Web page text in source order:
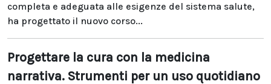
completa e adeguata alle esigenze del sistema salute,
ha progettato il nuovo corso...
Progettare la cura con la medicina
narrativa. Strumenti per un uso quotidiano